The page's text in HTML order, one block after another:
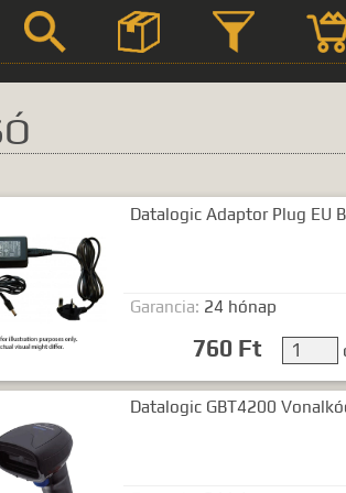
Szerviz
kifejezést.
Datalogic Adaptor Plug EU
Garancia: 24 hónap
760 Ft
Datalogic GBT4200